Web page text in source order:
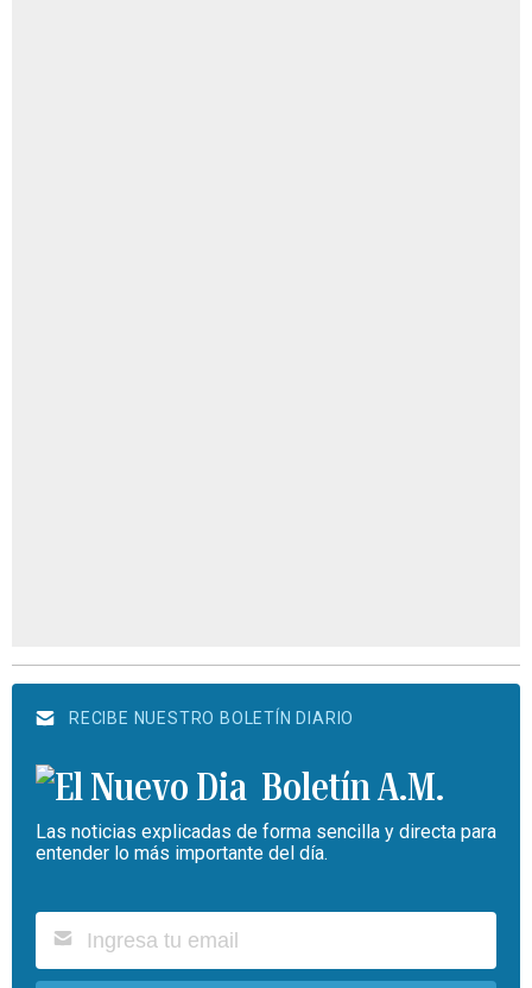
RECIBE NUESTRO BOLETÍN DIARIO
Boletín A.M.
Las noticias explicadas de forma sencilla y directa para
entender lo más importante del día.